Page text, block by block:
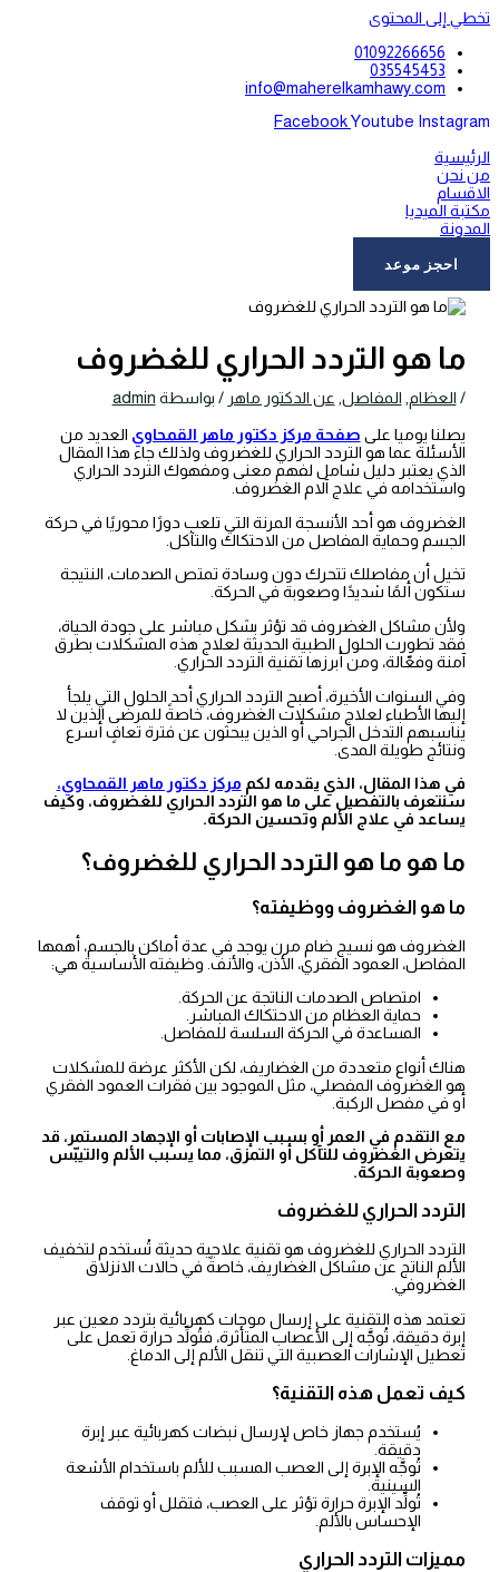
تخطي إلى المحتوى
01092266656
035545453
info@maherelkamhawy.com
FacebookYoutube Instagram
الرئيسية
من نحن
الاقسام
مكتبة الميديا
المدونة
احجز موعد
ما هو التردد الحراري للغضروف
/ العظام المفاصل عن الدكتور ماهر / بواسطة admin
يصلنا يوميا على صفحة مركز دكتور ماهر القمحاوي العديد من
الأسئلة عما هو التردد الحراري للغضروف ولذلك جاء هذا المقال
الذي يعتبر دليل شامل لفهم معنى ومفهوك التردد الحراري
واستخدامه في علاج آلام الغضروف.
الغضروف هو أحد الأنسجة المرنة التي تلعب دورًا محوريًا في حركة
الجسم وحماية المفاصل من الاحتكاك والتآكل.
تخيل أن مفاصلك تتحرك دون وسادة تمتص الصدمات، النتيجة
ستكون ألمًا شديدًا وصعوبة في الحركة.
ولأن مشاكل الغضروف قد تؤثر بشكل مباشر على جودة الحياة،
فقد تطورت الحلول الطبية الحديثة لعلاج هذه المشكلات بطرق
آمنة وفعّالة، ومن أبرزها تقنية التردد الحراري.
وفي السنوات الأخيرة، أصبح التردد الحراري أحد الحلول التي يلجأ
إليها الأطباء لعلاج مشكلات الغضروف، خاصةً للمرضى الذين لا
يناسبهم التدخل الجراحي أو الذين يبحثون عن فترة تعافٍ أسرع
ونتائج طويلة المدى.
في هذا المقال، الذي يقدمه لكم مركز دكتور ماهر القمحاوي،
سنتعرف بالتفصيل على ما هو التردد الحراري للغضروف، وكيف
يساعد في علاج الألم وتحسين الحركة.
ما هو ما هو التردد الحراري للغضروف؟
ما هو الغضروف ووظيفته؟
الغضروف هو نسيج ضام مرن يوجد في عدة أماكن بالجسم، أهمها
المفاصل، العمود الفقري، الأذن، والأنف. وظيفته الأساسية هي:
امتصاص الصدمات الناتجة عن الحركة.
حماية العظام من الاحتكاك المباشر.
المساعدة في الحركة السلسة للمفاصل.
هناك أنواع متعددة من الغضاريف، لكن الأكثر عرضة للمشكلات
هو الغضروف المفصلي، مثل الموجود بين فقرات العمود الفقري
أو في مفصل الركبة.
مع التقدم في العمر أو بسبب الإصابات أو الإجهاد المستمر، قد
يتعرض الغضروف للتآكل أو التمزق، مما يسبب الألم والتيبّس
وصعوبة الحركة.
التردد الحراري للغضروف
التردد الحراري للغضروف هو تقنية علاجية حديثة تُستخدم لتخفيف
الألم الناتج عن مشاكل الغضاريف، خاصةً في حالات الانزلاق
الغضروفي.
تعتمد هذه التقنية على إرسال موجات كهربائية بتردد معين عبر
إبرة دقيقة، تُوجَّه إلى الأعصاب المتأثرة، فتُولِّد حرارة تعمل على
تعطيل الإشارات العصبية التي تنقل الألم إلى الدماغ.
كيف تعمل هذه التقنية؟
يُستخدم جهاز خاص لإرسال نبضات كهربائية عبر إبرة
دقيقة.
تُوجَّه الإبرة إلى العصب المسبب للألم باستخدام الأشعة
السينية.
تُولِّد الإبرة حرارة تؤثر على العصب، فتقلل أو توقف
الإحساس بالألم.
مميزات التردد الحراري